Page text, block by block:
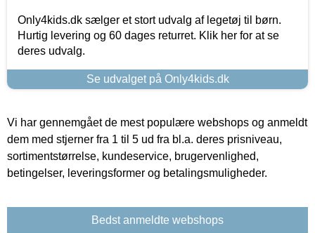
Only4kids.dk sælger et stort udvalg af legetøj til børn.
Hurtig levering og 60 dages returret. Klik her for at se
deres udvalg.
Se udvalget på Only4kids.dk
Vi har gennemgået de mest populære webshops og anmeldt
dem med stjerner fra 1 til 5 ud fra bl.a. deres prisniveau,
sortimentstørrelse, kundeservice, brugervenlighed,
betingelser, leveringsformer og betalingsmuligheder.
Bedst anmeldte webshops